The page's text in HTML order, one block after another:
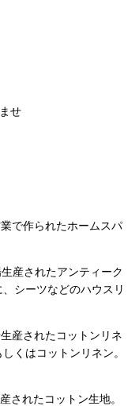
せ
作られたホームスパ
されたアンティーク
シーツなどのハウスリ
されたコットンリネ
くはコットンリネン。
れたコットン生地。